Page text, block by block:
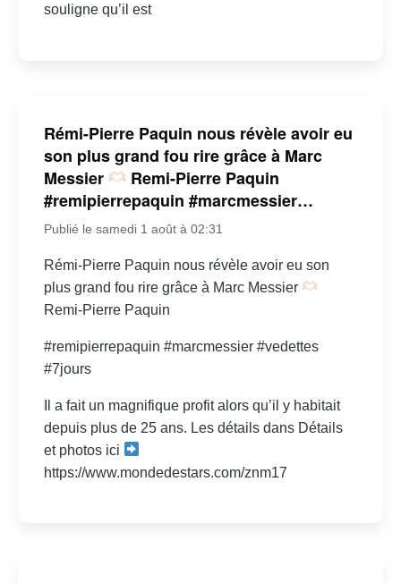
souligne qu’il est
Rémi-Pierre Paquin nous révèle avoir eu
son plus grand fou rire grâce à Marc
Messier
Remi-Pierre Paquin
#remipierrepaquin #marcmessier…
Publié le samedi 1 août à 02:31
Rémi-Pierre Paquin nous révèle avoir eu son
plus grand fou rire grâce à Marc Messier
Remi-Pierre Paquin
#remipierrepaquin #marcmessier #vedettes
#7jours
Il a fait un magnifique profit alors qu’il y habitait
depuis plus de 25 ans. Les détails dans Détails
et photos ici
https://www.mondedestars.com/znm17